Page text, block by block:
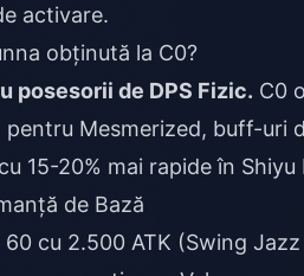
activare.
obținută la C0?
posesorii de DPS Fizic. C0
pentru Mesmerized, buff-uri
15-20% mai rapide în
de Bază
60 cu 2.500 ATK (Swing